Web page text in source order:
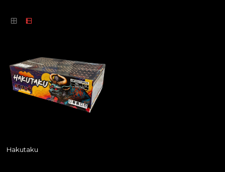
Hakutaku